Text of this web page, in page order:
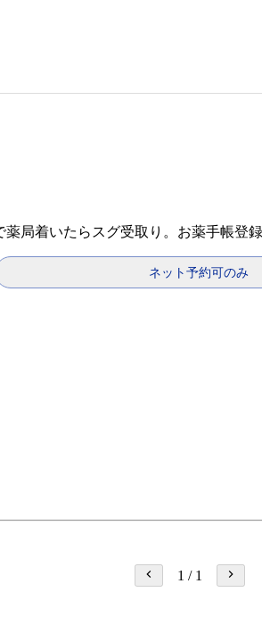
局着いたらスグ受取り。お薬手帳登
ネット予約可のみ
1 / 1